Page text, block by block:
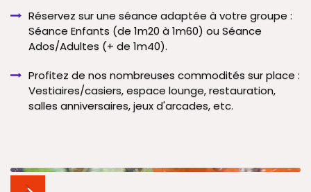
Réservez sur une séance adaptée à votre groupe :
Séance Enfants (de 1m20 à 1m60) ou Séance
Ados/Adultes (+ de 1m40).
Profitez de nos nombreuses commodités sur place :
Vestiaires/casiers, espace lounge, restauration,
salles anniversaires, jeux d'arcades, etc.
Slide 4 of 4.